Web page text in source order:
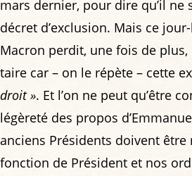
mars dernier, pour dire qu’il ne
décret d’exclusion. Mais ce
Macron perdit, une fois de
taire car – on le répète – cette
droit ». Et l’on ne peut qu’être
légèreté des propos
anciens Présidents doivent être
fonction de Président et nos